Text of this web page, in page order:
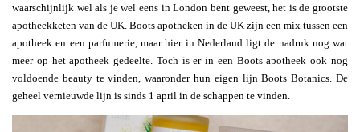
waarschijnlijk wel als je wel eens in London bent geweest, het is de grootste
apotheekketen van de UK. Boots apotheken in de UK zijn een mix tussen een
apotheek en een parfumerie, maar hier in Nederland ligt de nadruk nog wat
meer op het apotheek gedeelte. Toch is er in een Boots apotheek ook nog
voldoende beauty te vinden, waaronder hun eigen lijn Boots Botanics. De
geheel vernieuwde lijn is sinds 1 april in de schappen te vinden.